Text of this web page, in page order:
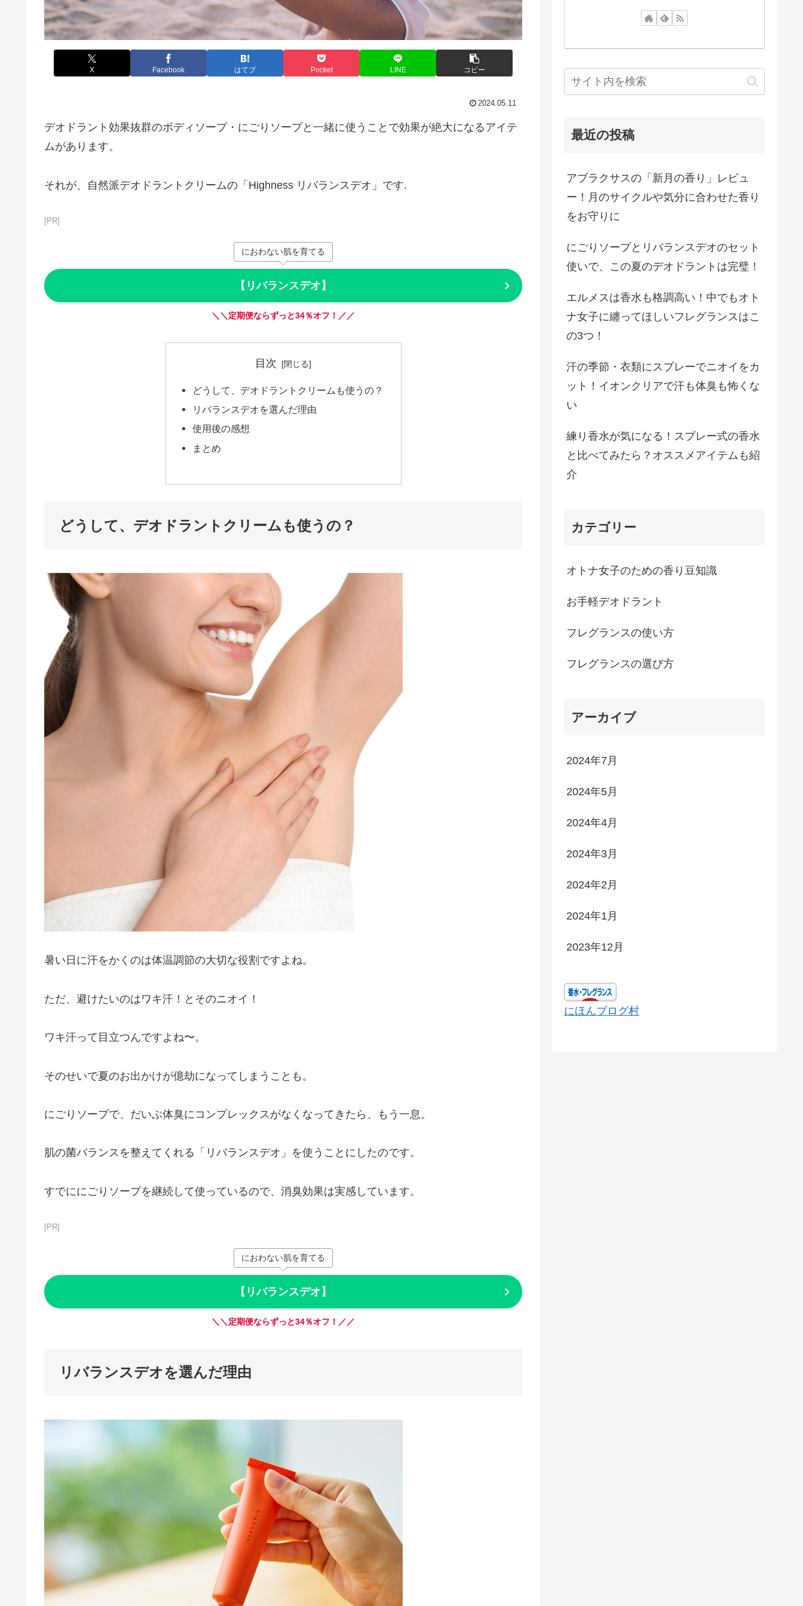
X Facebook はてブ Pocket LINE コピー
2024.05.11
デオドラント効果抜群のボディソープ・にごりソープと一緒に使うことで効果が絶大になるアイテ
ムがあります。
それが、自然派デオドラントクリームの「Highness リバランスデオ」です.
[PR]
におわない肌を育てる
【リバランスデオ】
＼＼定期便ならずっと34％オフ！／／
目次
どうして、デオドラントクリームも使うの？
リバランスデオを選んだ理由
使用後の感想
まとめ
どうして、デオドラントクリームも使うの？
暑い日に汗をかくのは体温調節の大切な役割ですよね。
ただ、避けたいのはワキ汗！とそのニオイ！
ワキ汗って目立つんですよね〜。
そのせいで夏のお出かけが億劫になってしまうことも。
にごりソープで、だいぶ体臭にコンプレックスがなくなってきたら、もう一息。
肌の菌バランスを整えてくれる「リバランスデオ」を使うことにしたのです。
すでににごりソープを継続して使っているので、消臭効果は実感しています。
[PR]
におわない肌を育てる
【リバランスデオ】
＼＼定期便ならずっと34％オフ！／／
リバランスデオを選んだ理由
最近の投稿
アブラクサスの「新月の香り」レビュ
ー！月のサイクルや気分に合わせた香り
をお守りに
にごりソープとリバランスデオのセット
使いで、この夏のデオドラントは完璧！
エルメスは香水も格調高い！中でもオト
ナ女子に纏ってほしいフレグランスはこ
の3つ！
汗の季節・衣類にスプレーでニオイをカ
ット！イオンクリアで汗も体臭も怖くな
い
練り香水が気になる！スプレー式の香水
と比べてみたら？オススメアイテムも紹
介
カテゴリー
オトナ女子のための香り豆知識
お手軽デオドラント
フレグランスの使い方
フレグランスの選び方
アーカイブ
2024年7月
2024年5月
2024年4月
2024年3月
2024年2月
2024年1月
2023年12月
にほんブログ村